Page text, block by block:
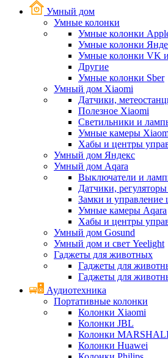
Умный дом
Умные колонки
Умные колонки
Умные колонки
Умные колонки VK
Другие
Умные колонки Sber
Умный дом Xiaomi
Датчики,
Полезное Xiaomi
Светильники и
Умные камеры
Хабы и центры
Умный дом Яндекс
Умный дом Aqara
Выключатели и
Датчики,
Замки и управление
Умные камеры Aqara
Хабы и центры
Умный дом Gosund
Умный дом и свет Yeelight
Гаджеты для животных
Гаджеты для
Гаджеты для
Аудиотехника
Портативные колонки
Колонки Xiaomi
Колонки JBL
Колонки
Колонки Huawei